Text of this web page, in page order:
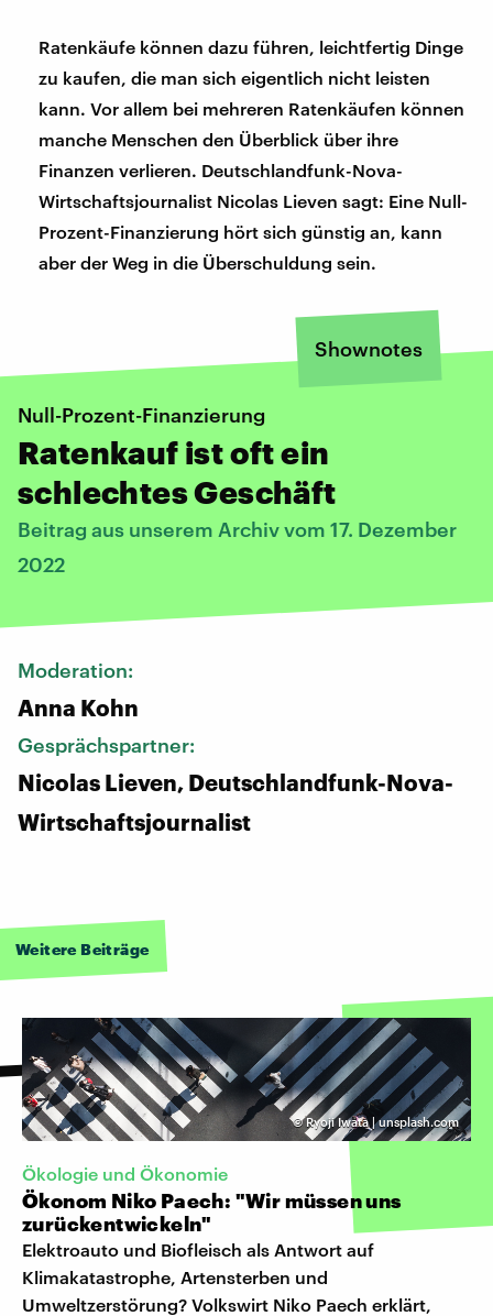
Ratenkäufe können dazu führen, leichtfertig Dinge
zu kaufen, die man sich eigentlich nicht leisten
kann. Vor allem bei mehreren Ratenkäufen können
manche Menschen den Überblick über ihre
Finanzen verlieren. Deutschlandfunk-Nova-
Wirtschaftsjournalist Nicolas Lieven sagt: Eine Null-
Prozent-Finanzierung hört sich günstig an, kann
aber der Weg in die Überschuldung sein.
Shownotes
Null-Prozent-Finanzierung
Ratenkauf ist oft ein
schlechtes Geschäft
Beitrag aus unserem Archiv vom 17. Dezember
2022
Moderation:
Anna Kohn
Gesprächspartner:
Nicolas Lieven, Deutschlandfunk-Nova-
Wirtschaftsjournalist
Weitere Beiträge
©Ryoji Iwata | unsplash.com
Ökologie und Ökonomie
Ökonom Niko Paech: "Wir müssen uns
zurückentwickeln"
Elektroauto und Biofleisch als Antwort auf
Klimakatastrophe, Artensterben und
Umweltzerstörung? Volkswirt Niko Paech erklärt,